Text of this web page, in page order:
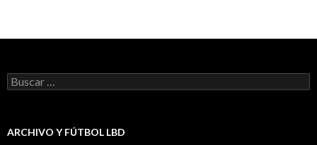
Buscar:
ARCHIVO Y FÚTBOL LBD